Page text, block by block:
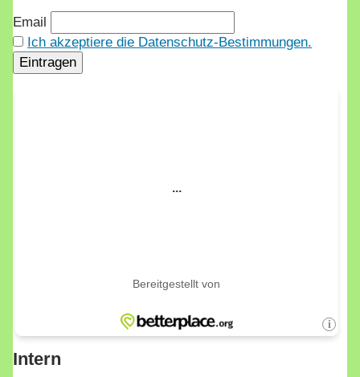
Email
Ich akzeptiere die Datenschutz-Bestimmungen.
Intern